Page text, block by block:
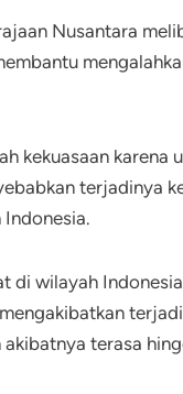
Nusantara
kekuasaan karena
terjadinya
di wilayah
terasa